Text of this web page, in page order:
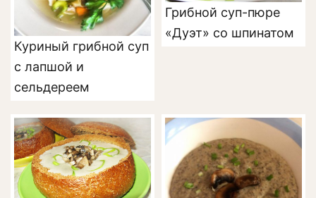
Куриный грибной суп
с лапшой и
сельдереем
Грибной суп-пюре
«Дуэт» со шпинатом